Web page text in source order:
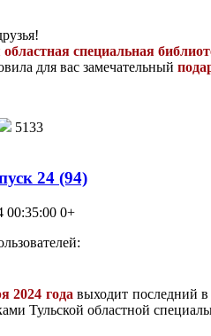
областная специальная
для вас замечательный
5133
24 (94)
00:35:00 0+
2024 года выходит последний в
Тульской областной